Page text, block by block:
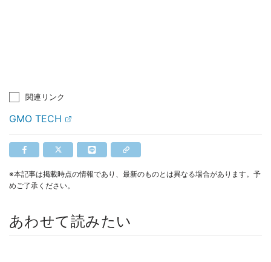
関連リンク
GMO TECH
※本記事は掲載時点の情報であり、最新のものとは異なる場合があります。予
めご了承ください。
あわせて読みたい